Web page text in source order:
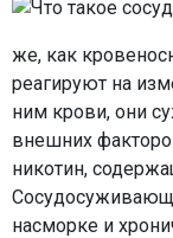
же, как
реагируют на
ним крови, они
внешних
никотин,
насморке и